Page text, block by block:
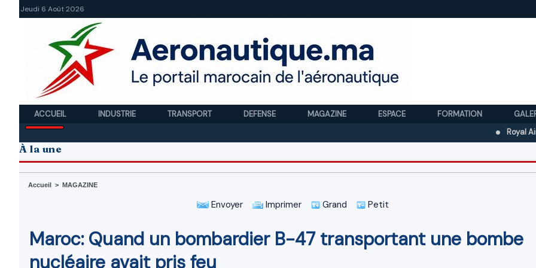
Jeudi 6 Août 2026
ACCUEIL INDUSTRIE TRANSPORT DEFENSE MAGAZINE ESPACE FORMATION
Royal Air Maroc
À la une
Accueil > MAGAZINE
Envoyer Imprimer Grand Petit
Maroc: Quand un bombardier B-47 transportant une bombe
nucléaire avait pris feu